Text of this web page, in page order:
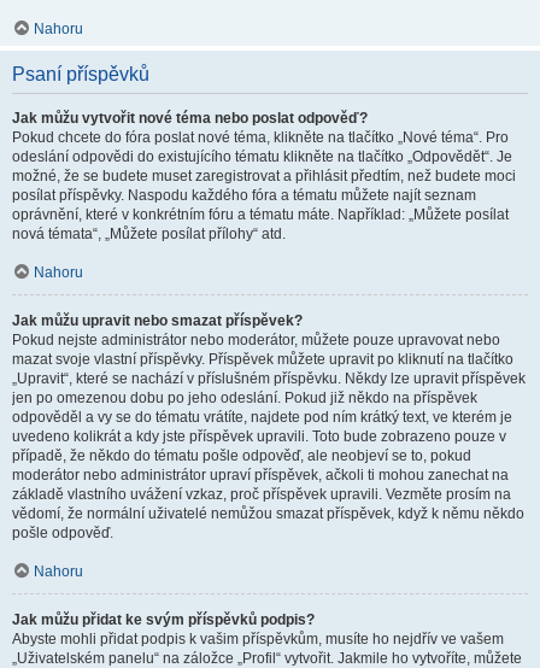
Nahoru
Psaní příspěvků
Jak můžu vytvořit nové téma nebo poslat odpověď?
Pokud chcete do fóra poslat nové téma, klikněte na tlačítko „Nové téma“. Pro
odeslání odpovědi do existujícího tématu klikněte na tlačítko „Odpovědět“. Je
možné, že se budete muset zaregistrovat a přihlásit předtím, než budete moci
posílat příspěvky. Naspodu každého fóra a tématu můžete najít seznam
oprávnění, které v konkrétním fóru a tématu máte. Například: „Můžete posílat
nová témata“, „Můžete posílat přílohy“ atd.
Nahoru
Jak můžu upravit nebo smazat příspěvek?
Pokud nejste administrátor nebo moderátor, můžete pouze upravovat nebo
mazat svoje vlastní příspěvky. Příspěvek můžete upravit po kliknutí na tlačítko
„Upravit“, které se nachází v příslušném příspěvku. Někdy lze upravit příspěvek
jen po omezenou dobu po jeho odeslání. Pokud již někdo na příspěvek
odpověděl a vy se do tématu vrátíte, najdete pod ním krátký text, ve kterém je
uvedeno kolikrát a kdy jste příspěvek upravili. Toto bude zobrazeno pouze v
případě, že někdo do tématu pošle odpověď, ale neobjeví se to, pokud
moderátor nebo administrátor upraví příspěvek, ačkoli ti mohou zanechat na
základě vlastního uvážení vzkaz, proč příspěvek upravili. Vezměte prosím na
vědomí, že normální uživatelé nemůžou smazat příspěvek, když k němu někdo
pošle odpověď.
Nahoru
Jak můžu přidat ke svým příspěvků podpis?
Abyste mohli přidat podpis k vašim příspěvkům, musíte ho nejdřív ve vašem
„Uživatelském panelu“ na záložce „Profil“ vytvořit. Jakmile ho vytvoříte, můžete